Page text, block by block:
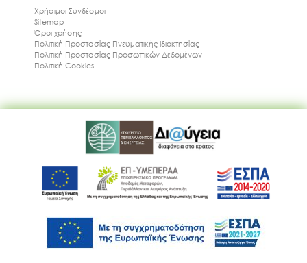
Ακολουθήστε μας
Χρήσιμοι Συνδέσμοι
Sitemap
Όροι χρήσης
Πολιτική Προστασίας Πνευματικής Ιδιοκτησίας
Πολιτική Προστασίας Προσωπικών Δεδομένων
Πολιτική Cookies